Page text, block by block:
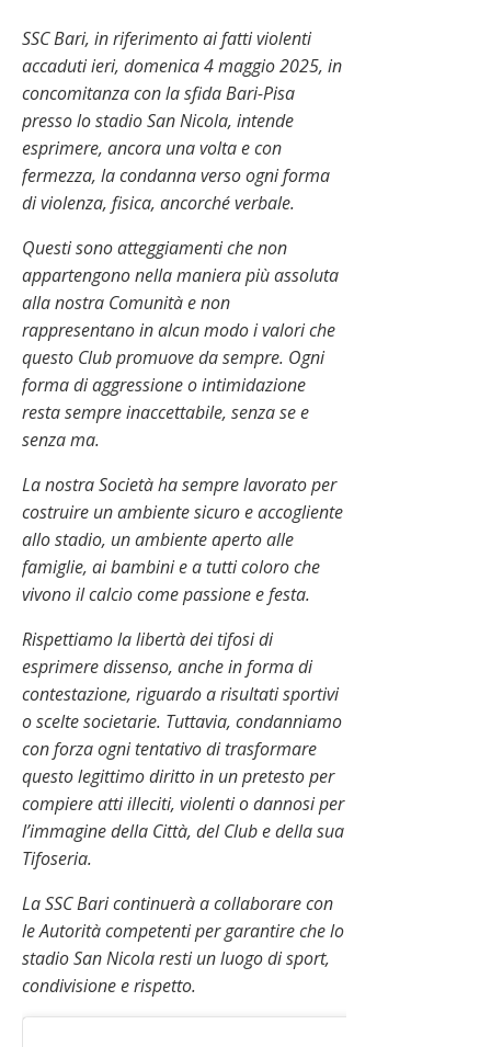
SSC Bari, in riferimento ai fatti violenti
accaduti ieri, domenica 4 maggio 2025, in
concomitanza con la sfida Bari-Pisa
presso lo stadio San Nicola, intende
esprimere, ancora una volta e con
fermezza, la condanna verso ogni forma
di violenza, fisica, ancorché verbale.
Questi sono atteggiamenti che non
appartengono nella maniera più assoluta
alla nostra Comunità e non
rappresentano in alcun modo i valori che
questo Club promuove da sempre. Ogni
forma di aggressione o intimidazione
resta sempre inaccettabile, senza se e
senza ma.
La nostra Società ha sempre lavorato per
costruire un ambiente sicuro e accogliente
allo stadio, un ambiente aperto alle
famiglie, ai bambini e a tutti coloro che
vivono il calcio come passione e festa.
Rispettiamo la libertà dei tifosi di
esprimere dissenso, anche in forma di
contestazione, riguardo a risultati sportivi
o scelte societarie. Tuttavia, condanniamo
con forza ogni tentativo di trasformare
questo legittimo diritto in un pretesto per
compiere atti illeciti, violenti o dannosi per
l’immagine della Città, del Club e della sua
Tifoseria.
La SSC Bari continuerà a collaborare con
le Autorità competenti per garantire che lo
stadio San Nicola resti un luogo di sport,
condivisione e rispetto.